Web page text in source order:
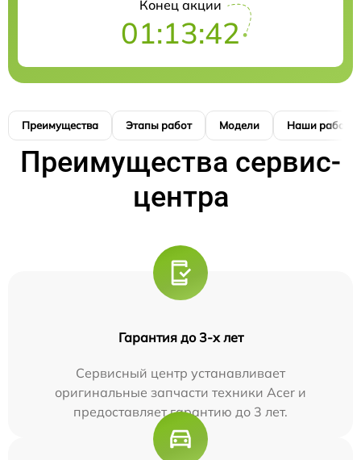
Конец акции
01:13:41
Преимущества Этапы работ Модели Наши работы
Преимущества сервис-
центра
Гарантия до 3-х лет
Сервисный центр устанавливает
оригинальные запчасти техники Acer и
предоставляет гарантию до 3 лет.